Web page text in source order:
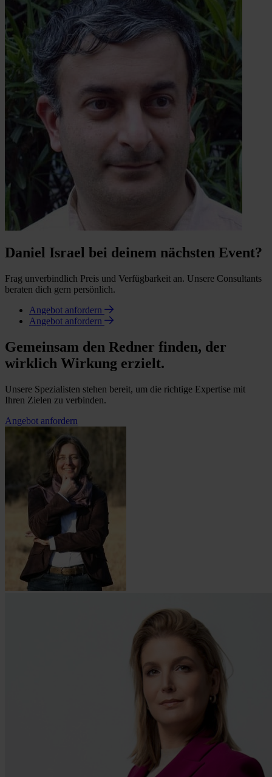
Daniel Israel bei deinem nächsten Event?
Frag unverbindlich Preis und Verfügbarkeit an. Unsere Consultants
beraten dich gern persönlich.
Angebot anfordern
Angebot anfordern
Gemeinsam den Redner finden, der
wirklich Wirkung erzielt.
Unsere Spezialisten stehen bereit, um die richtige Expertise mit
Ihren Zielen zu verbinden.
Angebot anfordern